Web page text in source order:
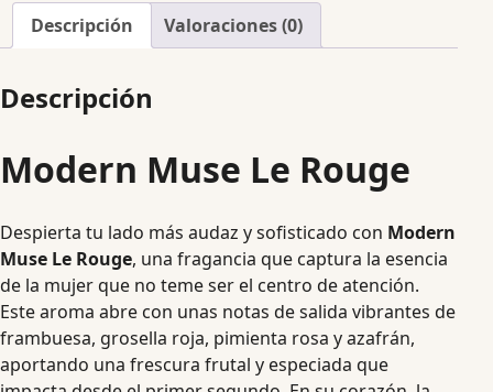
Descripción Valoraciones (0)
Descripción
Modern Muse Le Rouge
Despierta tu lado más audaz y sofisticado con Modern
Muse Le Rouge, una fragancia que captura la esencia
de la mujer que no teme ser el centro de atención.
Este aroma abre con unas notas de salida vibrantes de
frambuesa, grosella roja, pimienta rosa y azafrán,
aportando una frescura frutal y especiada que